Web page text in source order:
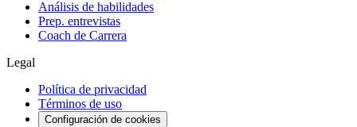
Análisis de habilidades
Prep. entrevistas
Coach de Carrera
Legal
Política de privacidad
Términos de uso
Configuración de cookies